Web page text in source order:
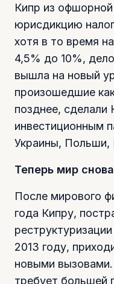
Кипр из
юрисдикцию
хотя в то время
4,5% до 10%,
вышла на новый
произошедшие
позднее,
инвестиционным
Украины, Польши,
Теперь мир
После мирового
года Кипру,
2013 году,
новыми
требует большей